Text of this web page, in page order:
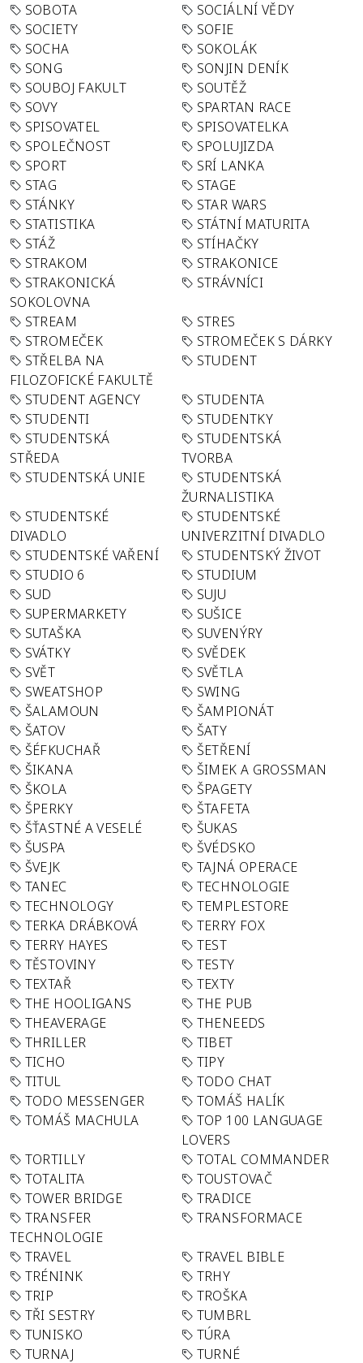
SOBOTA
SOCIÁLNÍ VĚDY
SOCIETY
SOFIE
SOCHA
SOKOLÁK
SONG
SONJIN DENÍK
SOUBOJ FAKULT
SOUTĚŽ
SOVY
SPARTAN RACE
SPISOVATEL
SPISOVATELKA
SPOLEČNOST
SPOLUJIZDA
SPORT
SRÍ LANKA
STAG
STAGE
STÁNKY
STAR WARS
STATISTIKA
STÁTNÍ MATURITA
STÁŽ
STÍHAČKY
STRAKOM
STRAKONICE
STRAKONICKÁ
SOKOLOVNA
STRÁVNÍCI
STREAM
STRES
STROMEČEK
STROMEČEK S DÁRKY
STŘELBA NA
FILOZOFICKÉ FAKULTĚ
STUDENT
STUDENT AGENCY
STUDENTA
STUDENTI
STUDENTKY
STUDENTSKÁ
STŘEDA
STUDENTSKÁ
TVORBA
STUDENTSKÁ UNIE
STUDENTSKÁ
ŽURNALISTIKA
STUDENTSKÉ
DIVADLO
STUDENTSKÉ
UNIVERZITNÍ DIVADLO
STUDENTSKÉ VAŘENÍ
STUDENTSKÝ ŽIVOT
STUDIO 6
STUDIUM
SUD
SUJU
SUPERMARKETY
SUŠICE
SUTAŠKA
SUVENÝRY
SVÁTKY
SVĚDEK
SVĚT
SVĚTLA
SWEATSHOP
SWING
ŠALAMOUN
ŠAMPIONÁT
ŠATOV
ŠATY
ŠÉFKUCHAŘ
ŠETŘENÍ
ŠIKANA
ŠIMEK A GROSSMAN
ŠKOLA
ŠPAGETY
ŠPERKY
ŠTAFETA
ŠŤASTNÉ A VESELÉ
ŠUKAS
ŠUSPA
ŠVÉDSKO
ŠVEJK
TAJNÁ OPERACE
TANEC
TECHNOLOGIE
TECHNOLOGY
TEMPLESTORE
TERKA DRÁBKOVÁ
TERRY FOX
TERRY HAYES
TEST
TĚSTOVINY
TESTY
TEXTAŘ
TEXTY
THE HOOLIGANS
THE PUB
THEAVERAGE
THENEEDS
THRILLER
TIBET
TICHO
TIPY
TITUL
TODO CHAT
TODO MESSENGER
TOMÁŠ HALÍK
TOMÁŠ MACHULA
TOP 100 LANGUAGE
LOVERS
TORTILLY
TOTAL COMMANDER
TOTALITA
TOUSTOVAČ
TOWER BRIDGE
TRADICE
TRANSFER
TECHNOLOGIE
TRANSFORMACE
TRAVEL
TRAVEL BIBLE
TRÉNINK
TRHY
TRIP
TROŠKA
TŘI SESTRY
TUMBRL
TUNISKO
TÚRA
TURNAJ
TURNÉ